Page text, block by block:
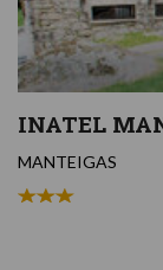
INATEL
MANTEIGAS